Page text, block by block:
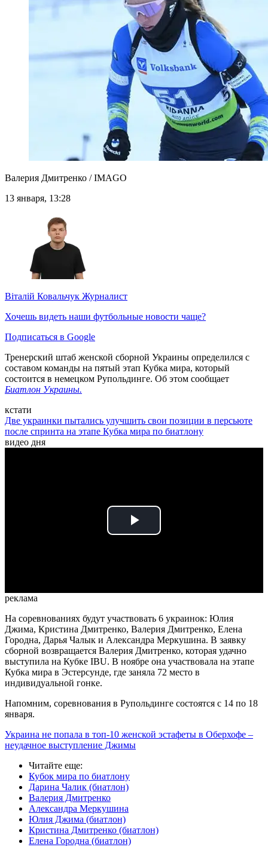
Валерия Дмитренко / IMAGO
13 января, 13:28
Віталій Ковальчук Журналист
Хочешь видеть наши футбольные новости чаще?
Подписаться в Google
Тренерский штаб женской сборной Украины определился с
составом команды на пятый этап Кубка мира, который
состоится в немецком Рупольдинге. Об этом сообщает
Биатлон Украины.
кстати
Две украинки пытались улучшить свои позиции в персьюте
после спринта на этапе Кубка мира по биатлону
видео дня
Play
реклама
На соревнованиях будут участвовать 6 украинок: Юлия
Джима, Кристина Дмитренко, Валерия Дмитренко, Елена
Городна, Дарья Чалык и Александра Меркушина. В заявку
сборной возвращается Валерия Дмитренко, которая удачно
выступила на Кубке IBU. В ноябре она участвовала на этапе
Кубка мира в Эстерсунде, где заняла 72 место в
индивидуальной гонке.
Напомним, соревнования в Рупольдинге состоятся с 14 по 18
января.
Украина не попала в топ-10 женской эстафеты в Оберхофе –
неудачное выступление Джимы
Читайте еще:
Кубок мира по биатлону
Дарина Чалик (биатлон)
Валерия Дмитренко
Александра Меркушина
Юлия Джима (биатлон)
Кристина Дмитренко (биатлон)
Елена Городна (биатлон)